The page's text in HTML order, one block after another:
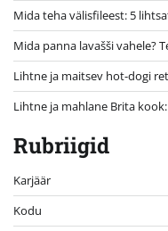
Mida teha välisfileest: 5
Mida panna lavašši vahele?
Lihtne ja maitsev hot-dogi
Lihtne ja mahlane Brita
Rubriigid
Karjäär
Kodu